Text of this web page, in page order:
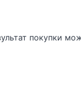
покупки